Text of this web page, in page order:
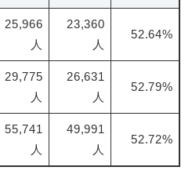
25,966
人
23,360
人
52.64%
29,775
人
26,631
人
52.79%
55,741
人
49,991
人
52.72%